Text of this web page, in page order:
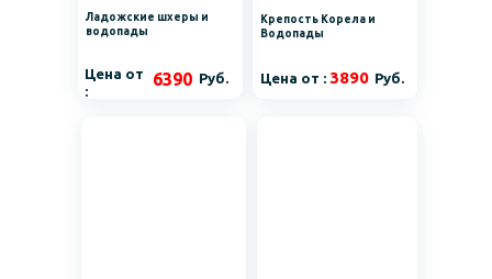
Крепость Корела и
Водопады
Цена от : 3890 Руб.
Цена от
:
6390 Руб.
Ладожские шхеры и
водопады